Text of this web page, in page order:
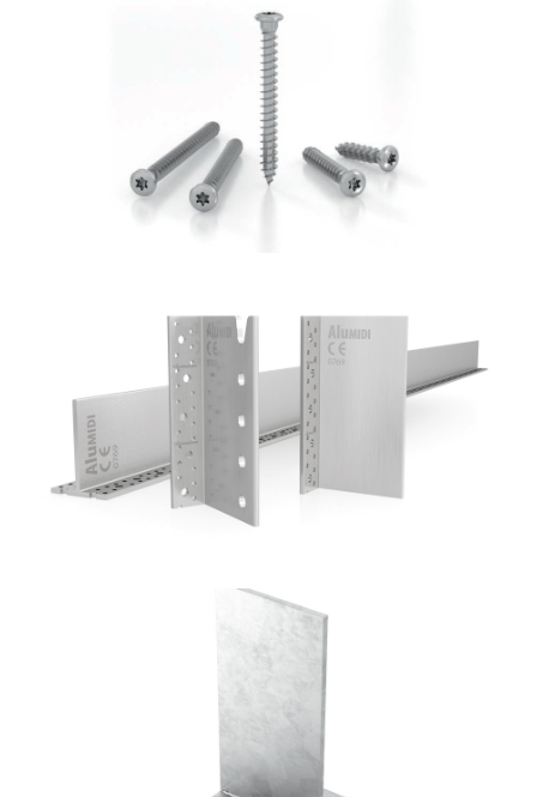
Vite LBS
ROTHOBLAAS
Staffa a scomparsa Alumidi
ROTHOBLAAS
Portapilastro TYP F70